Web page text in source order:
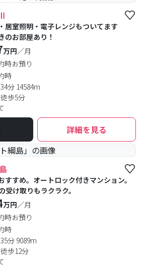
待ち
室照明・電子レンジもついてます
お部屋あり！
万円／月
時お預り
時
分 14584m
歩5分
詳細を見る
すすめ。オートロック付きマンション。
け取りもラクラク。
万円／月
時お預り
時
分 9089m
歩12分